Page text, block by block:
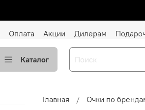
Оплата Акции Дилерам
Каталог
Главная Очки по